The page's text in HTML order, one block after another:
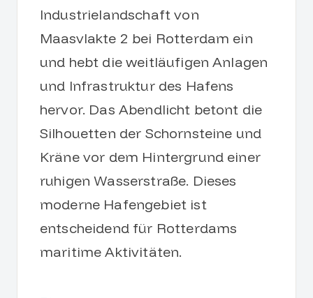
Industrielandschaft von
Maasvlakte 2 bei Rotterdam ein
und hebt die weitläufigen Anlagen
und Infrastruktur des Hafens
hervor. Das Abendlicht betont die
Silhouetten der Schornsteine und
Kräne vor dem Hintergrund einer
ruhigen Wasserstraße. Dieses
moderne Hafengebiet ist
entscheidend für Rotterdams
maritime Aktivitäten.